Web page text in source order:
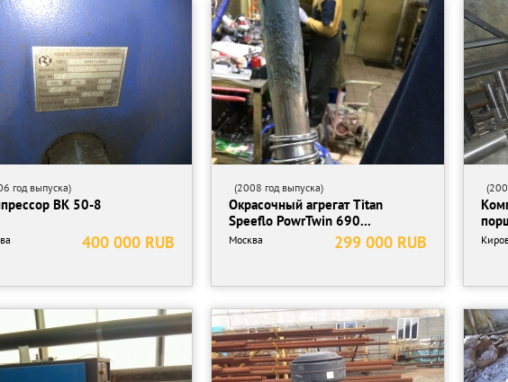
год выпуска)
ВК 50-8
400 000 RUB
(2008 год выпуска)
Окрасочный агрегат Titan
Speeflo PowrTwin 690...
299 000 RUB
Москва